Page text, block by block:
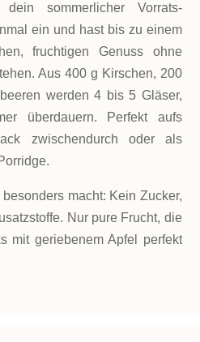
sommerlicher Vorrats-
ein und hast bis zu einem
fruchtigen Genuss ohne
Aus 400 g Kirschen, 200
werden 4 bis 5 Gläser,
überdauern. Perfekt aufs
zwischendurch oder als
macht: Kein Zucker,
Nur pure Frucht, die
mit geriebenem Apfel perfekt